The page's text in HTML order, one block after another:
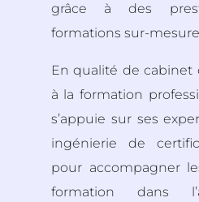
grâce à des
formations sur-
En qualité de cabinet
à la formation
s’appuie sur ses
ingénierie de
pour accompagner
formation dans